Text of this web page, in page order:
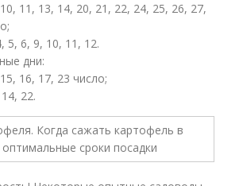
11, 13, 14, 20, 21, 22, 24, 25, 26, 27,
6, 9, 10, 11, 12.
дни:
16, 17, 23 число;
22.